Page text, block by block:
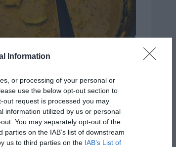
Information
or processing of your personal or
use the below opt-out section to
request is processed you may
information utilized by us or personal
You may separately opt-out of the
on the IAB’s list of downstream
us to third parties on the IAB’s List of